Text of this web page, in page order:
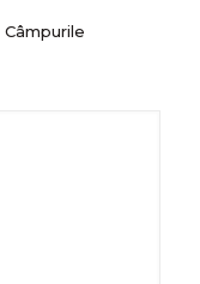
Câmpurile